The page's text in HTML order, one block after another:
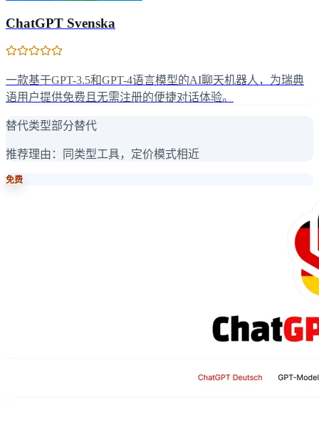
ChatGPT Svenska
一款基于GPT-3.5和GPT-4语言模型的AI聊天机器人，为瑞典
语用户提供免费且无需注册的便捷对话体验。
替代类型部分替代
推荐理由： 同类型工具，定价模式相近
免费